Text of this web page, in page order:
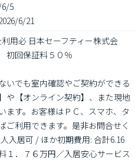
6/5
6/21
用必 日本セーフティー株式会
初回保証料５０％
いでも室内確認やご契約ができる
や【オンライン契約】、また現地
ます。お客様はＰＣ、スマホ、タ
ご利用できます。是非お問合せく
入居可 / ほか初期費用: 合計6.16
１．７６万円／入居安心サービス